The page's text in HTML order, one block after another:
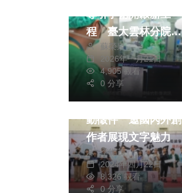
導引手術開啟新里
程 臺大雲林分院複
合式手術室啟用
蘇榮泉
2026年一月21日
4,905 觀看
0 分享
生活 藝文
文教
桃園鍾肇政文學獎啟
動徵件 邀國內外創
作者展現文字魅力
季從茂
2024年四月22日
8,326 觀看
0 分享